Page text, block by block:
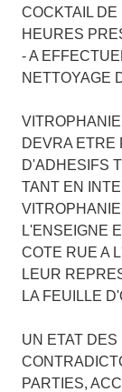
COCKTAIL
HEURES
- A
NETTOYAGE
DEVRA ETRE
D'ADHESIFS
TANT EN
L'ENSEIGNE
COTE RUE A
LEUR
LA FEUILLE
UN ETAT
PARTIES,